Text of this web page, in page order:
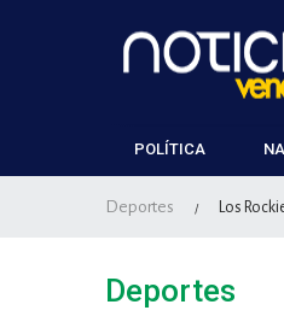
POLÍTICA
Deportes / Los
Deportes